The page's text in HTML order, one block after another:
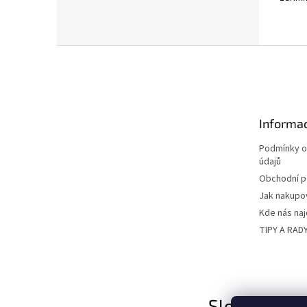
Podmínky
údajů
Obchodní
Jak
Kde nás
TIPY A